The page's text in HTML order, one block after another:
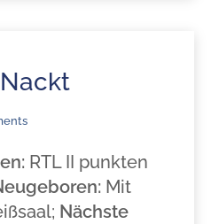
RTL II punkten
Mit
Nächste